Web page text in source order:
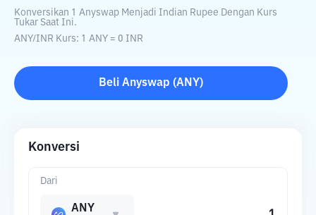
Konversikan 1 Anyswap Menjadi Indian Rupee Dengan Kurs
Tukar Saat Ini.
ANY/INR Kurs: 1 ANY = 0 INR
Beli Anyswap (ANY)
Konversi
Dari
ANY